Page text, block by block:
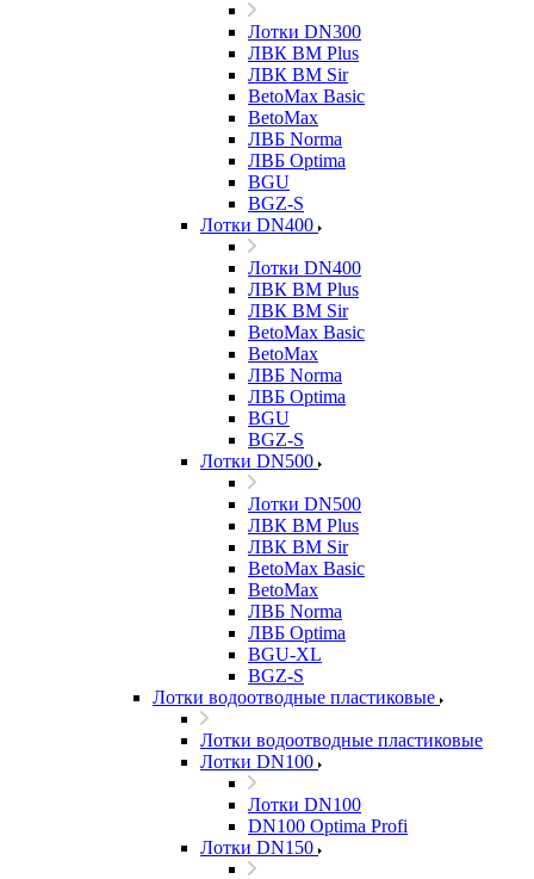
Лотки DN300
ЛВК ВМ Plus
ЛВК ВМ Sir
BetoMax Basic
BetoMax
ЛВБ Norma
ЛВБ Optima
BGU
BGZ-S
Лотки DN400
Лотки DN400
ЛВК ВМ Plus
ЛВК ВМ Sir
BetoMax Basic
BetoMax
ЛВБ Norma
ЛВБ Optima
BGU
BGZ-S
Лотки DN500
Лотки DN500
ЛВК ВМ Plus
ЛВК ВМ Sir
BetoMax Basic
BetoMax
ЛВБ Norma
ЛВБ Optima
BGU-XL
BGZ-S
Лотки водоотводные пластиковые
Лотки водоотводные пластиковые
Лотки DN100
Лотки DN100
DN100 Optima Profi
Лотки DN150